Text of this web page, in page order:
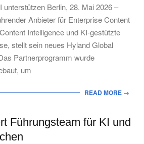
unterstützen Berlin, 28. Mai 2026 –
Anbieter für Enterprise Content
Intelligence und KI-gestützte
stellt sein neues Hyland Global
Partnerprogramm wurde
um
READ MORE →
Führungsteam für KI und